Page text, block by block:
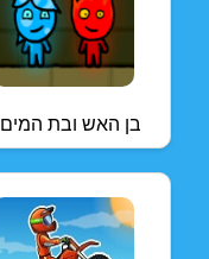
בן האש ובת המים 1